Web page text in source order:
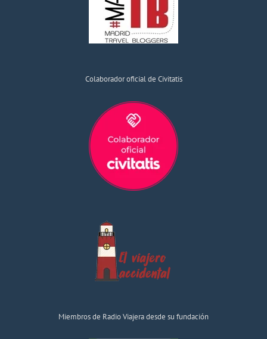
Colaborador oficial de Civitatis
Miembros de Radio Viajera desde su fundación